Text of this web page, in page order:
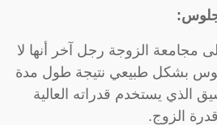
مجامعة الزوجة رجل آخر أنها لا
بشكل طبيعي نتيجة طول مدة
الذي يستخدم قدراته العالية
الزوج.